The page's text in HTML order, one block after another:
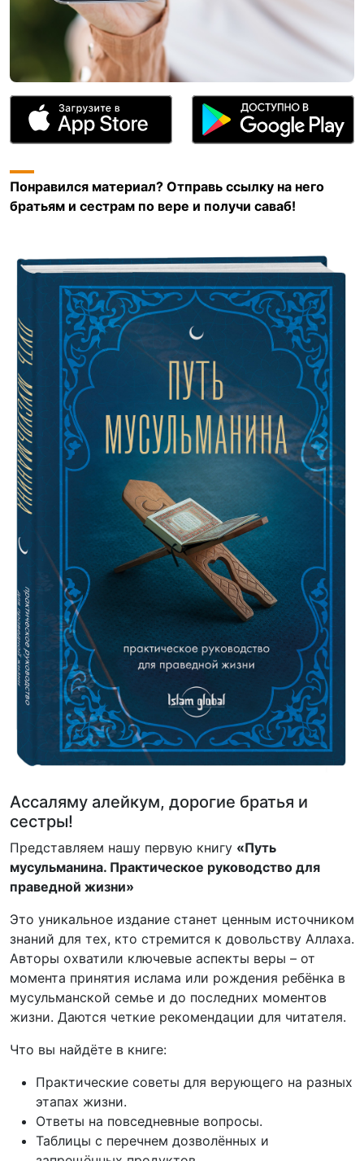
Понравился материал? Отправь ссылку на него
братьям и сестрам по вере и получи саваб!
Ассаляму алейкум, дорогие братья и
сестры!
Представляем нашу первую книгу «Путь
мусульманина. Практическое руководство для
праведной жизни»
Это уникальное издание станет ценным источником
знаний для тех, кто стремится к довольству Аллаха.
Авторы охватили ключевые аспекты веры – от
момента принятия ислама или рождения ребёнка в
мусульманской семье и до последних моментов
жизни. Даются четкие рекомендации для читателя.
Что вы найдёте в книге:
Практические советы для верующего на разных
этапах жизни.
Ответы на повседневные вопросы.
Таблицы с перечнем дозволённых и